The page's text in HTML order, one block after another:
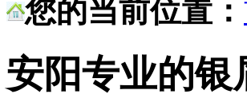
您的当前位置：
安阳专业的银